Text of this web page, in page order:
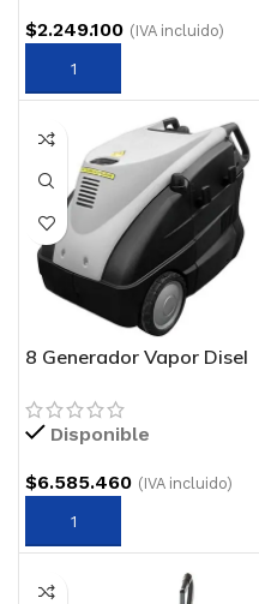
$2.249.100 (IVA incluido)
8 Generador Vapor Disel
Disponible
$6.585.460 (IVA incluido)